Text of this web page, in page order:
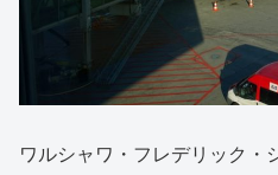
ワルシャワ・フレデリック・